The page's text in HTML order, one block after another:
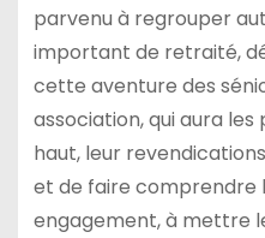
parvenu à regrouper
important de retraité,
cette aventure des
association, qui aura
haut, leur
et de faire comprendre
engagement, à mettre